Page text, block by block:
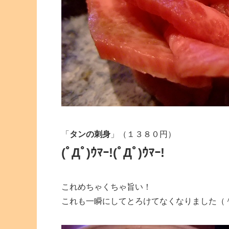
「 タンの刺身 」（１３８０円）
(ﾟДﾟ)ｳﾏｰ!(ﾟДﾟ)ｳﾏｰ!
これめちゃくちゃ旨い！
これも一瞬にしてとろけてなくなりました（